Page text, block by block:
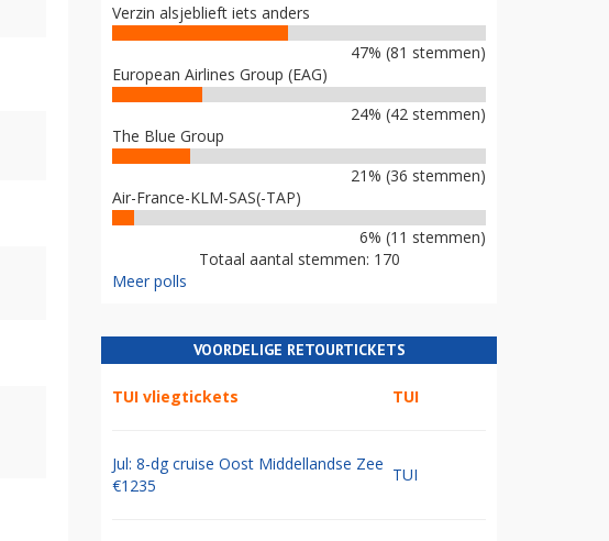
Verzin alsjeblieft iets anders
47% (81 stemmen)
European Airlines Group (EAG)
24% (42 stemmen)
The Blue Group
21% (36 stemmen)
Air-France-KLM-SAS(-TAP)
6% (11 stemmen)
Totaal aantal stemmen: 170
Meer polls
VOORDELIGE RETOURTICKETS
TUI vliegtickets TUI
Jul: 8-dg cruise Oost Middellandse Zee
€1235
TUI